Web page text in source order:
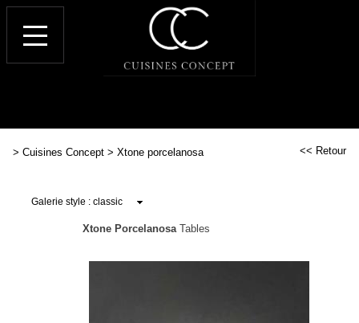
> Cuisines Concept > Xtone porcelanosa << Retour
Xtone PorcelanosaTables